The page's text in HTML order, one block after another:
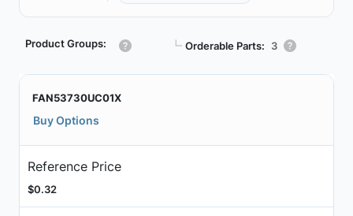
Product Groups: ┗ Orderable Parts: 3
FAN53730UC01X
Buy Options
Reference Price
$0.32